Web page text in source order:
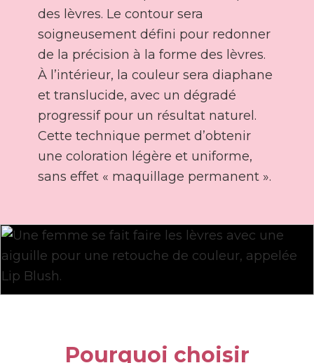
des lèvres. Le contour sera
soigneusement défini pour redonner
de la précision à la forme des lèvres.
À l’intérieur, la couleur sera diaphane
et translucide, avec un dégradé
progressif pour un résultat naturel.
Cette technique permet d’obtenir
une coloration légère et uniforme,
sans effet « maquillage permanent ».
Pourquoi choisir